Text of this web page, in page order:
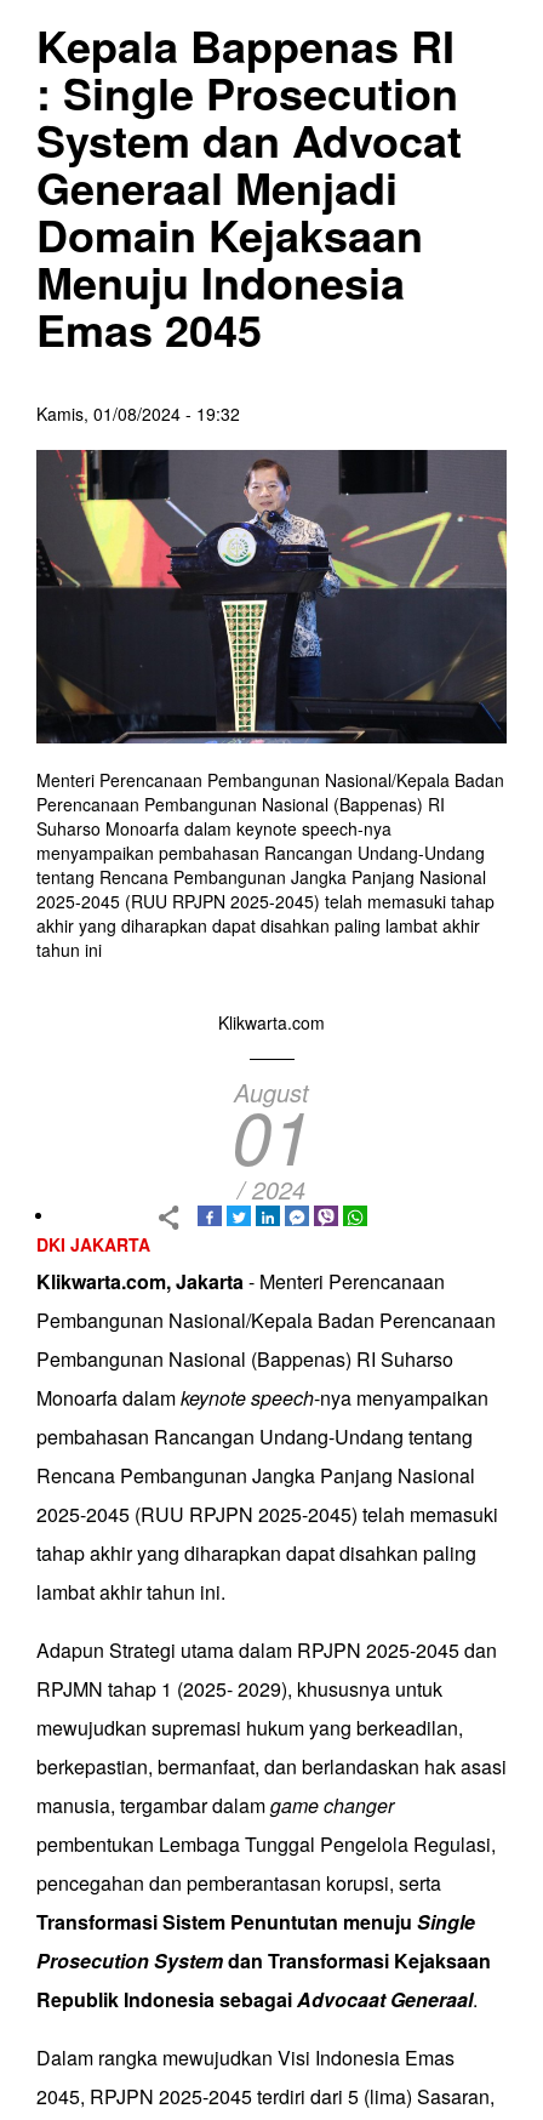
Kepala Bappenas RI
: Single Prosecution
System dan Advocat
Generaal Menjadi
Domain Kejaksaan
Menuju Indonesia
Emas 2045
Kamis, 01/08/2024 - 19:32
Menteri Perencanaan Pembangunan Nasional/Kepala Badan
Perencanaan Pembangunan Nasional (Bappenas) RI
Suharso Monoarfa dalam keynote speech­-nya
menyampaikan pembahasan Rancangan Undang-Undang
tentang Rencana Pembangunan Jangka Panjang Nasional
2025-2045 (RUU RPJPN 2025-2045) telah memasuki tahap
akhir yang diharapkan dapat disahkan paling lambat akhir
tahun ini
Klikwarta.com
August
01
/ 2024
DKI JAKARTA
Klikwarta.com, Jakarta- Menteri Perencanaan
Pembangunan Nasional/Kepala Badan Perencanaan
Pembangunan Nasional (Bappenas) RI Suharso
Monoarfa dalamkeynote speech­-nya menyampaikan
pembahasan Rancangan Undang-Undang tentang
Rencana Pembangunan Jangka Panjang Nasional
2025-2045 (RUU RPJPN 2025-2045) telah memasuki
tahap akhir yang diharapkan dapat disahkan paling
lambat akhir tahun ini.
Adapun Strategi utama dalam RPJPN 2025-2045 dan
RPJMN tahap 1 (2025- 2029), khususnya untuk
mewujudkan supremasi hukum yang berkeadilan,
berkepastian, bermanfaat, dan berlandaskan hak asasi
manusia, tergambar dalamgame changer
pembentukan Lembaga Tunggal Pengelola Regulasi,
pencegahan dan pemberantasan korupsi, serta
Transformasi Sistem Penuntutan menuju Single
Prosecution Systemdan Transformasi Kejaksaan
Republik Indonesia sebagaiAdvocaat Generaal.
Dalam rangka mewujudkan Visi Indonesia Emas
2045, RPJPN 2025-2045 terdiri dari 5 (lima) Sasaran,